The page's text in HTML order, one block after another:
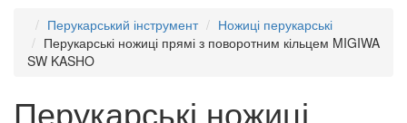
Перукарський інструмент
Ножиці перукарські
Перукарські ножиці прямі з поворотним кільцем MIGIWA
SW KASHO
Перукарські ножиці